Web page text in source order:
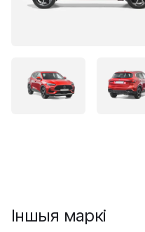
Іншыя маркі